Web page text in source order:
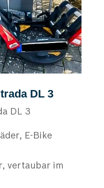
DL 3
DL 3
E-Bike
vertaubar im